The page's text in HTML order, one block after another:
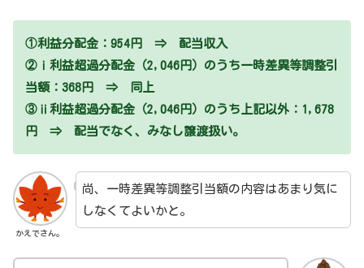
①利益分配金：954円 ⇒ 配当収入
②ⅰ利益超過分配金（2,046円）のうち一時差異等調整引
当額：368円 ⇒ 同上
③ⅱ利益超過分配金（2,046円）のうち上記以外：1,678
円 ⇒ 配当でなく、みなし譲渡扱い。
かえでさん。
尚、一時差異等調整引当額の内容はあまり気に
しなくてよいかと。